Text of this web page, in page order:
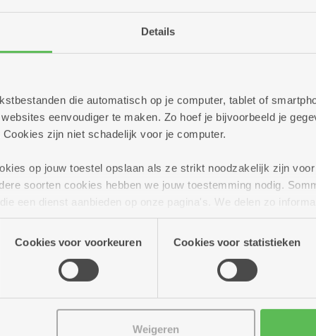
Details
die automatisch op je computer, tablet of
eenvoudiger te maken. Zo hoef je bijvoorbeeld je
zijn niet schadelijk voor je computer.
op jouw toestel opslaan als ze strikt noodzakelijk zijn
soorten cookies hebben we jouw toestemming nodig.
een dienst aanbieden op onze pagina's. We delen zo
onze site voor social media, advertenties en analyse. Deze
die je aan hen verstrekte.
Cookies voor voorkeuren Cookies voor statistieken
Weigeren
te helpen met al jouw vragen
over alle mogelijkheden
verder!